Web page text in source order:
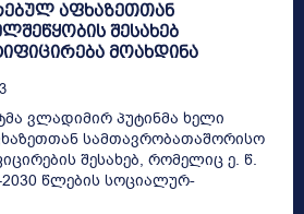
აფხაზეთთან
შესახებ
მოახდინა
ვლადიმირ პუტინმა ხელი
სამთავრობათაშორისო
შესახებ, რომელიც ე. წ.
წლების სოციალურ-